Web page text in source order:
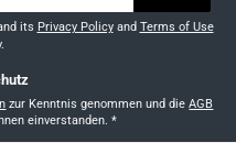
its Privacy Policyand Terms of Use
zur Kenntnis genommen und dieAGB
einverstanden. *